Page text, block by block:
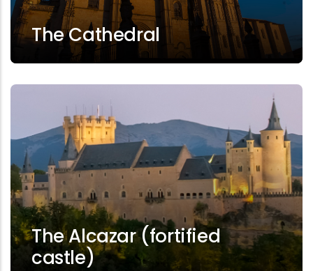
The Cathedral
The Alcazar (fortified
castle)